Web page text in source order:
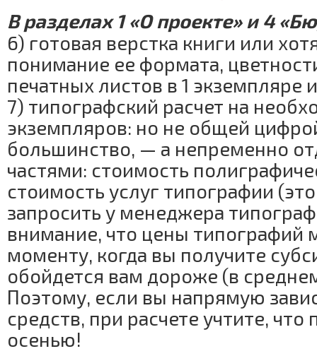
В разделах 1 «О проекте» и 4
6) готовая верстка книги или
понимание ее формата,
печатных листов в 1 экземпляре
7) типографский расчет на
экземпляров: но не общей
большинство, — а непременно
частями: стоимость
стоимость услуг типографии
запросить у менеджера
внимание, что цены типографий
моменту, когда вы получите
обойдется вам дороже (в
Поэтому, если вы напрямую
средств, при расчете учтите, что
осенью!